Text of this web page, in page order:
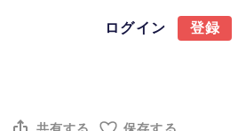
ログイン 登録